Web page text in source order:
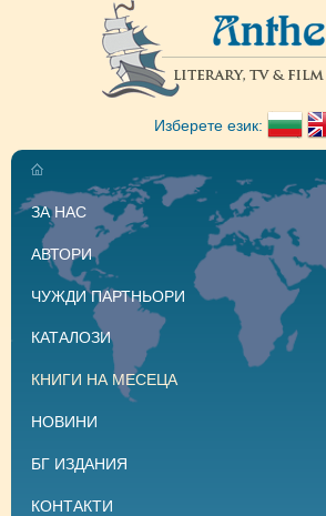
Изберете език:
ЗА НАС
АВТОРИ
ЧУЖДИ ПАРТНЬОРИ
КАТАЛОЗИ
КНИГИ НА МЕСЕЦА
НОВИНИ
БГ ИЗДАНИЯ
КОНТАКТИ